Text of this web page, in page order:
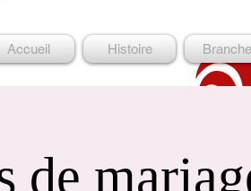
Accueil Histoire
de